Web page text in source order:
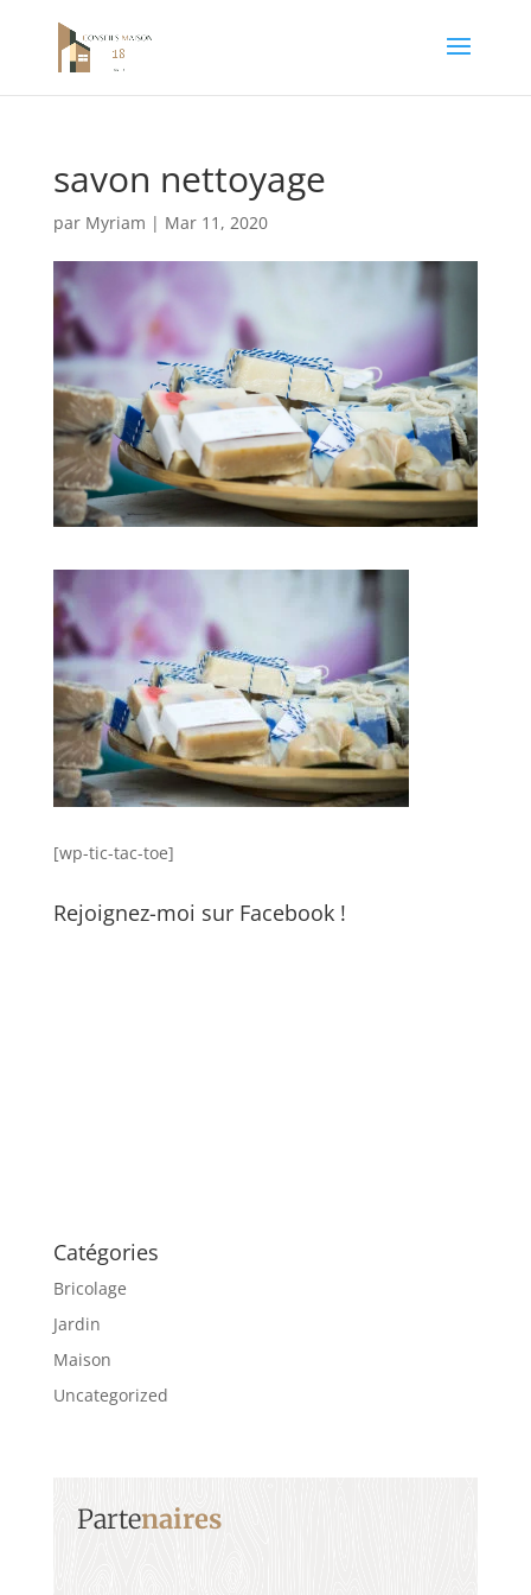
savon nettoyage
par Myriam | Mar 11, 2020
[wp-tic-tac-toe]
Rejoignez-moi sur Facebook !
Catégories
Bricolage
Jardin
Maison
Uncategorized
Partenaires